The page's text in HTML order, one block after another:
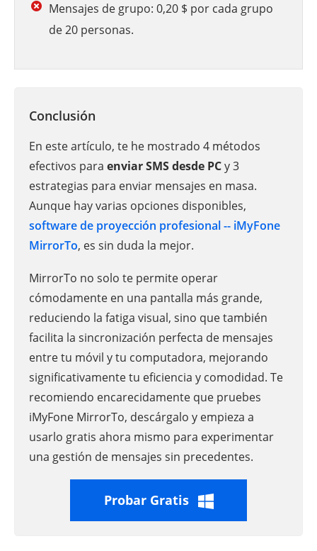
Mensajes de grupo: 0,20 $ por cada grupo
de 20 personas.
Conclusión
En este artículo, te he mostrado 4 métodos
efectivos para enviar SMS desde PCy 3
estrategias para enviar mensajes en masa.
Aunque hay varias opciones disponibles,
software de proyección profesional -- iMyFone
MirrorTo, es sin duda la mejor.
MirrorTo no solo te permite operar
cómodamente en una pantalla más grande,
reduciendo la fatiga visual, sino que también
facilita la sincronización perfecta de mensajes
entre tu móvil y tu computadora, mejorando
significativamente tu eficiencia y comodidad. Te
recomiendo encarecidamente que pruebes
iMyFone MirrorTo, descárgalo y empieza a
usarlo gratis ahora mismo para experimentar
una gestión de mensajes sin precedentes.
Probar Gratis